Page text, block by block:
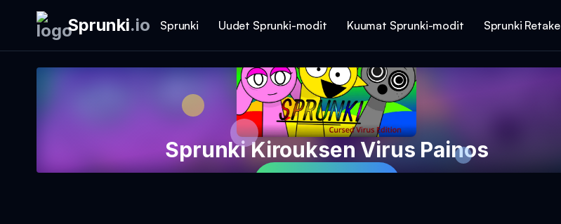
Sprunki.io Sprunki Uudet Sprunki-modit Kuumat Sprunki-modit Sprunki Retake
Sprunki Kirouksen Virus Painos